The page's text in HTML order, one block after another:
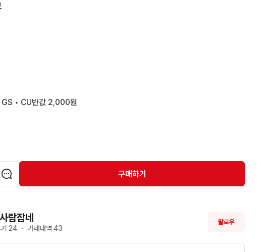
은 받지 않습니다
한 경우, 합배송, 일반 문의는 채팅
이라 자잘한 하자나 공정하자는 못 보고 지나갈 수 있는 걸 유의
GS • CU반값 2,000원
구매하기
람잡네
24 ・ 거래내역 43
팔로우